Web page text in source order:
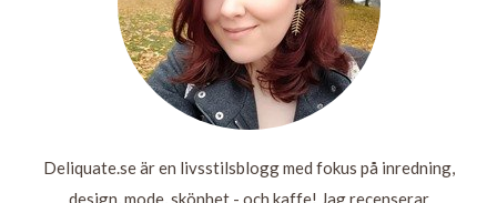
Deliquate.se är en livsstilsblogg med fokus på inredning,
design, mode, skönhet - och kaffe! Jag recenserar